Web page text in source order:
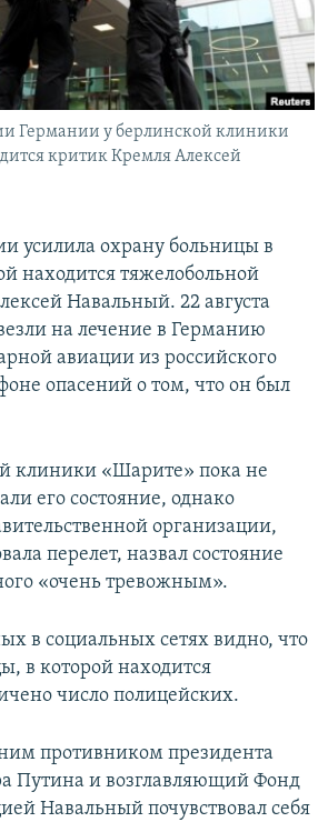
Германии у берлинской клиники
критик Кремля Алексей
усилила охрану больницы в
находится тяжелобольной
Навальный. 22 августа
на лечение в Германию
авиации из российского
опасений о том, что он был
клиники «Шарите» пока не
его состояние, однако
организации,
перелет, назвал состояние
«очень тревожным».
в социальных сетях видно, что
в которой находится
число полицейских.
противником президента
Путина и возглавляющий Фонд
Навальный почувствовал себя